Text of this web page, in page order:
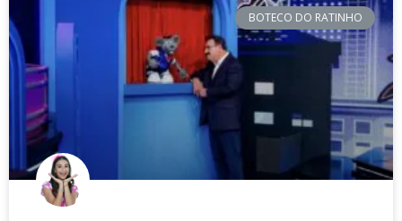
BOTECO DO RATINHO